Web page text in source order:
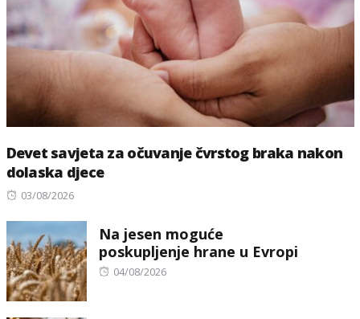
Devet savjeta za očuvanje čvrstog braka nakon
dolaska djece
Posted
03/08/2026
Na jesen moguće
poskupljenje hrane u Evropi
Posted
04/08/2026